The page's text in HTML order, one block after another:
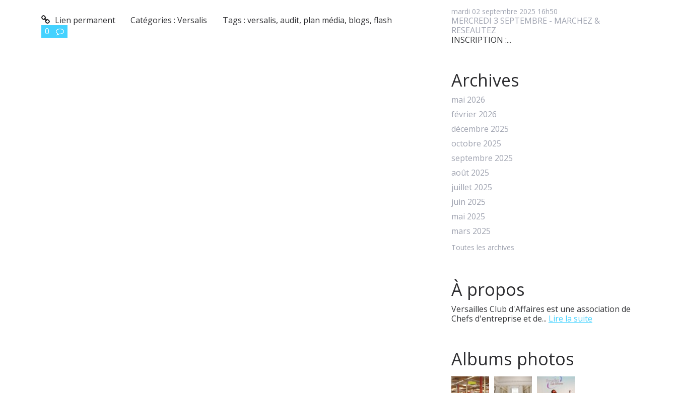
Lien permanent Catégories :Versalis Tags :versalis,audit, plan média, blogs,flash
0
mardi 02 septembre 2025 16h50
MERCREDI 3 SEPTEMBRE - MARCHEZ &
RESEAUTEZ
INSCRIPTION :...
Archives
mai 2026
février 2026
décembre 2025
octobre 2025
septembre 2025
août 2025
juillet 2025
juin 2025
mai 2025
mars 2025
Toutes les archives
À propos
Versailles Club d'Affaires est une association de
Chefs d'entreprise et de... Lire la suite
Albums photos